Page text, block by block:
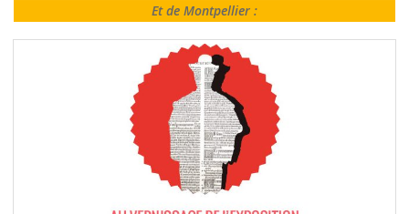
Et de Montpellier :